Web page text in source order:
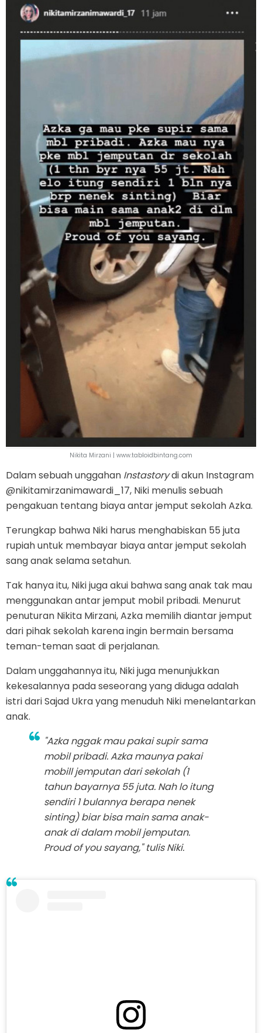
Nikita Mirzani | www.tabloidbintang.com
Dalam sebuah unggahan Instastorydi akun Instagram
@nikitamirzanimawardi_17, Niki menulis sebuah
pengakuan tentang biaya antar jemput sekolah Azka.
Terungkap bahwa Niki harus menghabiskan 55 juta
rupiah untuk membayar biaya antar jemput sekolah
sang anak selama setahun.
Tak hanya itu, Niki juga akui bahwa sang anak tak mau
menggunakan antar jemput mobil pribadi. Menurut
penuturan Nikita Mirzani, Azka memilih diantar jemput
dari pihak sekolah karena ingin bermain bersama
teman-teman saat di perjalanan.
Dalam unggahannya itu, Niki juga menunjukkan
kekesalannya pada seseorang yang diduga adalah
istri dari Sajad Ukra yang menuduh Niki menelantarkan
anak.
"Azka nggak mau pakai supir sama
mobil pribadi. Azka maunya pakai
mobill jemputan dari sekolah (1
tahun bayarnya 55 juta. Nah lo itung
sendiri 1 bulannya berapa nenek
sinting) biar bisa main sama anak-
anak di dalam mobil jemputan.
Proud of you sayang," tulis Niki.